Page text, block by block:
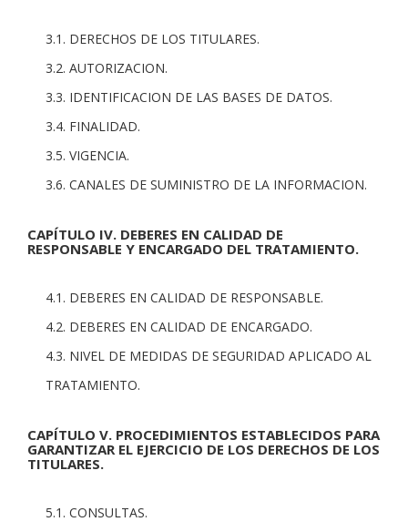
3.1. DERECHOS DE LOS TITULARES.
3.2. AUTORIZACION.
3.3. IDENTIFICACION DE LAS BASES DE DATOS.
3.4. FINALIDAD.
3.5. VIGENCIA.
3.6. CANALES DE SUMINISTRO DE LA INFORMACION.
CAPÍTULO IV. DEBERES EN CALIDAD DE
RESPONSABLE Y ENCARGADO DEL TRATAMIENTO.
4.1. DEBERES EN CALIDAD DE RESPONSABLE.
4.2. DEBERES EN CALIDAD DE ENCARGADO.
4.3. NIVEL DE MEDIDAS DE SEGURIDAD APLICADO AL
TRATAMIENTO.
CAPÍTULO V. PROCEDIMIENTOS ESTABLECIDOS PARA
GARANTIZAR EL EJERCICIO DE LOS DERECHOS DE LOS
TITULARES.
5.1. CONSULTAS.